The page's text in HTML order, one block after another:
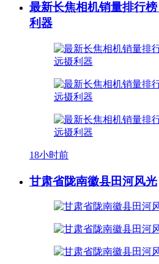
最新长焦相机销量排行
利器
18小时前
甘肃省陇南徽县田河风光